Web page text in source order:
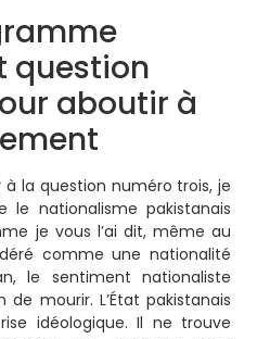
question
aboutir à
à la question numéro trois, je
le nationalisme pakistanais
je vous l’ai dit, même au
comme une nationalité
le sentiment nationaliste
mourir. L’État pakistanais
idéologique. Il ne trouve